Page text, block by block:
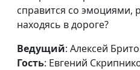
Миссионерская
деятельность: все ли
методы хороши?
справится со эмоциями,
находясь в дороге?
Ведущий: Алексей
Гость: Евгений